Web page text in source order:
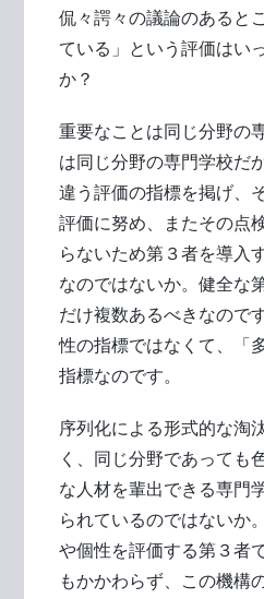
侃々諤々の議論のあると
ている」という評価はい
か？
重要なことは同じ分野の
は同じ分野の専門学校だ
違う評価の指標を掲げ、
評価に努め、またその点
らないため第３者を導入
なのではないか。健全な
だけ複数あるべきなので
性の指標ではなくて、「
指標なのです。
序列化による形式的な淘
く、同じ分野であっても
な人材を輩出できる専門
られているのではないか
や個性を評価する第３者
もかかわらず、この機構